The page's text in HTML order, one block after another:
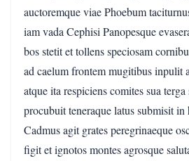
auctoremque viae Phoebum
iam vada Cephisi Panopesque
bos stetit et tollens speciosam
ad caelum frontem mugitibus inpulit
atque ita respiciens comites sua terga
procubuit teneraque latus submisit in
Cadmus agit grates peregrinaeque
figit et ignotos montes agrosque